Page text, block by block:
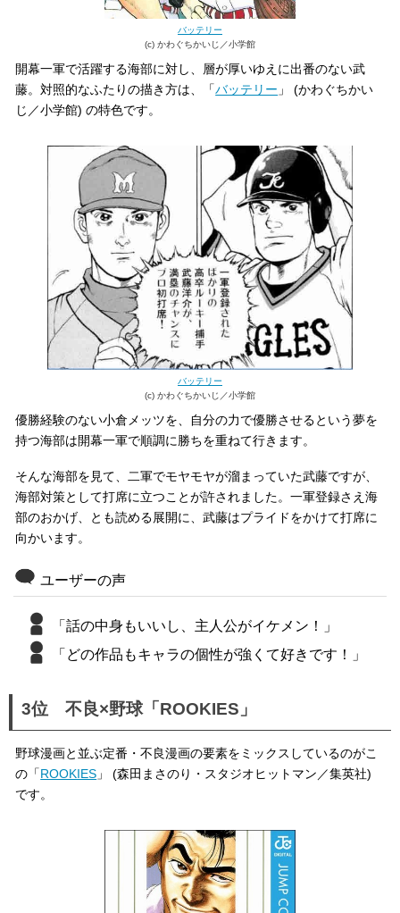
バッテリー
(c) かわぐちかいじ／小学館
開幕一軍で活躍する海部に対し、層が厚いゆえに出番のない武
藤。対照的なふたりの描き方は、「バッテリー 」 (かわぐちかい
じ／小学館) の特色です。
バッテリー
(c) かわぐちかいじ／小学館
優勝経験のない小倉メッツを、自分の力で優勝させるという夢を
持つ海部は開幕一軍で順調に勝ちを重ねて行きます。
そんな海部を見て、二軍でモヤモヤが溜まっていた武藤ですが、
海部対策として打席に立つことが許されました。一軍登録さえ海
部のおかげ、とも読める展開に、武藤はプライドをかけて打席に
向かいます。
ユーザーの声
「話の中身もいいし、主人公がイケメン！」
「どの作品もキャラの個性が強くて好きです！」
3位 不良×野球「ROOKIES」
野球漫画と並ぶ定番・不良漫画の要素をミックスしているのがこ
の「ROOKIES 」 (森田まさのり・スタジオヒットマン／集英社)
です。